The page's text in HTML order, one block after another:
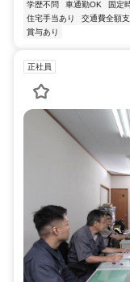
学歴不問 車通勤OK 固定
住宅手当あり
交通費全額
賞与あり
正社員